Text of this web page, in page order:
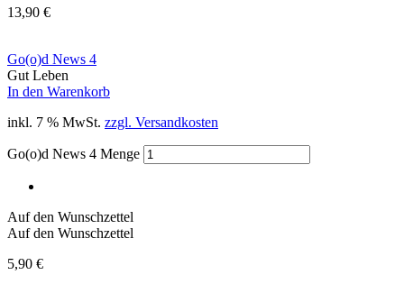
13,90 €
Go(o)d News 4
Gut Leben
In den Warenkorb
inkl. 7 % MwSt. zzgl. Versandkosten
Go(o)d News 4 Menge
Auf den Wunschzettel
Auf den Wunschzettel
5,90 €